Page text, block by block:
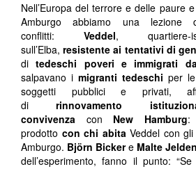
Nell’Europa del terrore e delle paure
Amburgo abbiamo una lezione
conflitti: Veddel, quartiere-
sull’Elba,resistente ai tentativi di
ditedeschi poveri e immigrati
salpavano i migranti tedeschi per
soggetti pubblici e privati,
dirinnovamento
convivenza con New Hamburg:
prodotto con chi abita Veddel con gli
Amburgo. Björn Bickere Malte Jelden
dell’esperimento, fanno il punto: